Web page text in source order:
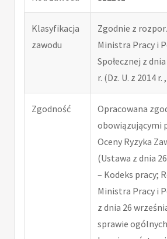
Klasyfikacja
zawodu
Zgodnie z
Ministra Pracy i
Społecznej z
r. (Dz. U. z 2014 r.
Zgodność
Opracowana
obowiązującymi
Oceny Ryzyka
(Ustawa z dnia
– Kodeks pracy;
Ministra Pracy i
z dnia 26
sprawie